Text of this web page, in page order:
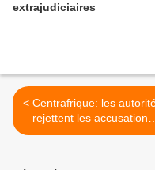
extrajudiciaires
< Centrafrique: les autorités
rejettent les accusations
d’exactions de l’ONU